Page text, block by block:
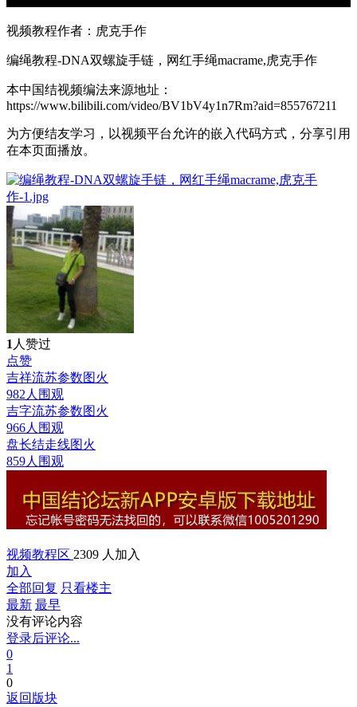
视频教程作者：虎克手作
编绳教程-DNA双螺旋手链，网红手绳macrame,虎克手作
本中国结视频编法来源地址：
https://www.bilibili.com/video/BV1bV4y1n7Rm?aid=855767211
为方便结友学习，以视频平台允许的嵌入代码方式，分享引用
在本页面播放。
1 人赞过
点赞
吉祥流苏参数图火
982人围观
吉字流苏参数图火
966人围观
盘长结走线图火
859人围观
视频教程区 2309 人加入
加入
全部回复 只看楼主
最新 最早
没有评论内容
登录后评论...
0
1
0
返回版块